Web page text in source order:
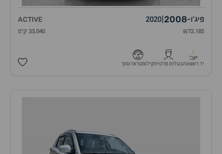
פיג'ו-
2008
2020
ACTIVE
₪72,185 33,040 ק"מ
1
יד ראשונהבעלות פרטיתקילומטראז נמוך